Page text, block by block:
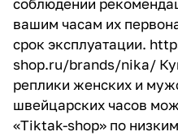
соблюдении
вашим часам их
срок эксплуатации.
shop.ru/brands/nika/
реплики женских и
швейцарских часов
«Tiktak-shop» по